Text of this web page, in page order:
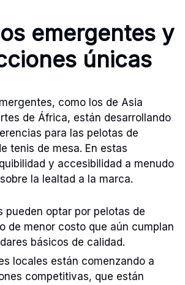
emergentes y
únicas
como los de Asia
de África, están desarrollando
para las pelotas de
tenis de mesa. En estas
y accesibilidad a menudo
la lealtad a la marca.
pueden optar por pelotas de
de menor costo que aún cumplan
básicos de calidad.
locales están comenzando a
competitivas, que están